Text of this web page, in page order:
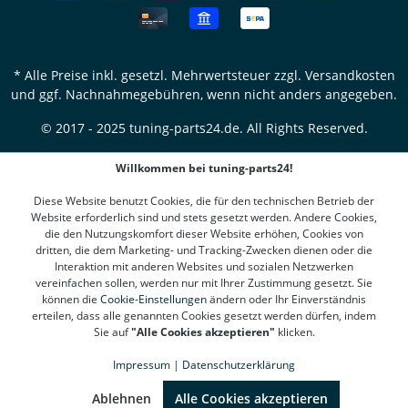
* Alle Preise inkl. gesetzl. Mehrwertsteuer zzgl. Versandkosten
und ggf. Nachnahmegebühren, wenn nicht anders angegeben.
© 2017 - 2025 tuning-parts24.de. All Rights Reserved.
Willkommen bei tuning-parts24!
Diese Website benutzt Cookies, die für den technischen Betrieb der
Website erforderlich sind und stets gesetzt werden. Andere Cookies,
die den Nutzungskomfort dieser Website erhöhen, Cookies von
dritten, die dem Marketing- und Tracking-Zwecken dienen oder die
Interaktion mit anderen Websites und sozialen Netzwerken
vereinfachen sollen, werden nur mit Ihrer Zustimmung gesetzt. Sie
können die Cookie-Einstellungenändern oder Ihr Einverständnis
erteilen, dass alle genannten Cookies gesetzt werden dürfen, indem
Sie auf"Alle Cookies akzeptieren" klicken.
Impressum | Datenschutzerklärung
Ablehnen Alle Cookies akzeptieren
(4.78 / 5)
1310
Bewertungen bei: google.de, shopvote.de ⓘ
Informationen zur Echtheit der Bewertungen